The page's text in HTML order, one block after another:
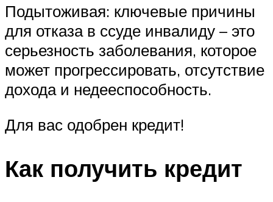
Подытоживая: ключевые причины
для отказа в ссуде инвалиду – это
серьезность заболевания, которое
может прогрессировать, отсутствие
дохода и недееспособность.
Для вас одобрен кредит!
Как получить кредит